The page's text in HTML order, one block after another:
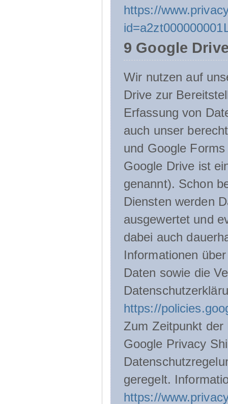
https://
9 Google
Wir nutzen auf
Drive zur
Erfassung von
auch unser
und Google
Google Drive ist
genannt). Schon
Diensten werden
ausgewertet und
dabei auch
Informationen
Daten sowie die
https://
Zum Zeitpunkt der
Google Privacy
geregelt.
https://